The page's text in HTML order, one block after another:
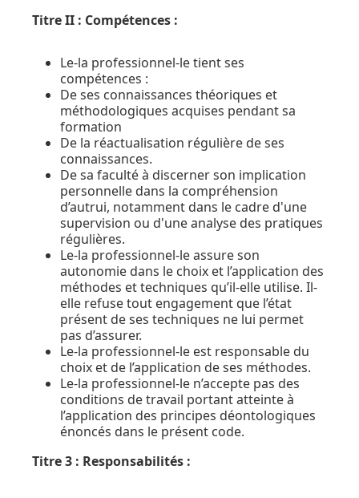
Titre II : Compétences :
Le-la professionnel-le tient ses
compétences :
De ses connaissances théoriques et
méthodologiques acquises pendant sa
formation
De la réactualisation régulière de ses
connaissances.
De sa faculté à discerner son implication
personnelle dans la compréhension
d’autrui, notamment dans le cadre d'une
supervision ou d'une analyse des pratiques
régulières.
Le-la professionnel-le assure son
autonomie dans le choix et l’application des
méthodes et techniques qu’il-elle utilise. Il-
elle refuse tout engagement que l’état
présent de ses techniques ne lui permet
pas d’assurer.
Le-la professionnel-le est responsable du
choix et de l’application de ses méthodes.
Le-la professionnel-le n’accepte pas des
conditions de travail portant atteinte à
l’application des principes déontologiques
énoncés dans le présent code.
Titre 3 : Responsabilités :